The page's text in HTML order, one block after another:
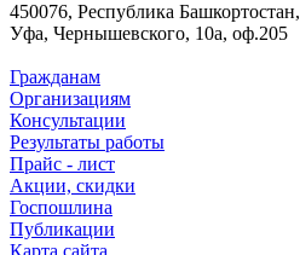
450076, Республика Башкортостан,
Уфа, Чернышевского, 10а, оф.205
Гражданам
Организациям
Консультации
Результаты работы
Прайс - лист
Акции, скидки
Госпошлина
Публикации
Карта сайта